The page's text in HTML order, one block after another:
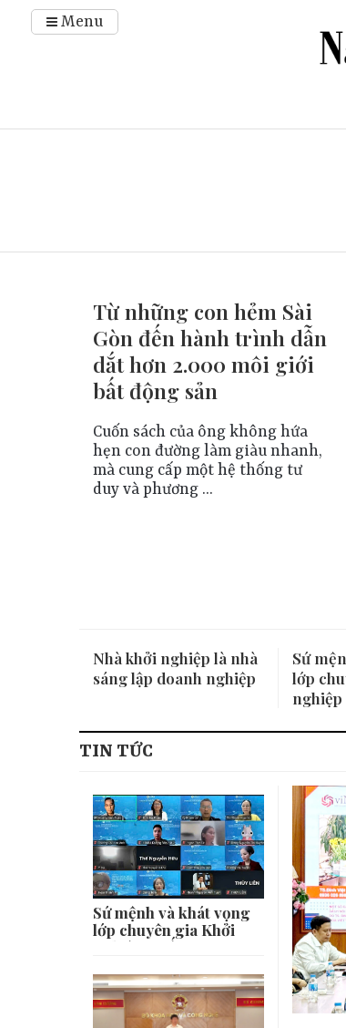
Menu
Từ những con hẻm Sài
Gòn đến hành trình dẫn
dắt hơn 2.000 môi giới
bất động sản
Cuốn sách của ông không hứa
hẹn con đường làm giàu nhanh,
mà cung cấp một hệ thống tư
duy và phương ...
Nhà khởi nghiệp là nhà
sáng lập doanh nghiệp
Sứ
lớp
nghiệp
TIN TỨC
Sứ mệnh và khát vọng
lớp chuyên gia Khởi
nghiệp Quốc gia K03